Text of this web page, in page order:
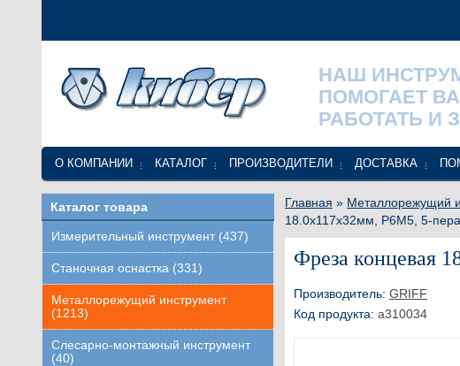
НАШ
ПОМОГАЕТ
РАБОТАТЬ И
О КОМПАНИИ КАТАЛОГ ПРОИЗВОДИТЕЛИ ДОСТАВКА
Каталог товара
Измерительный инструмент (437)
Станочная оснастка (331)
Металлорежущий инструмент
(1213)
Слесарно-монтажный инструмент
(40)
Главная » Металлорежущий
18.0х117х32мм, Р6М5, 5-
Фреза концевая
Производитель: GRIFF
Код продукта: a310034